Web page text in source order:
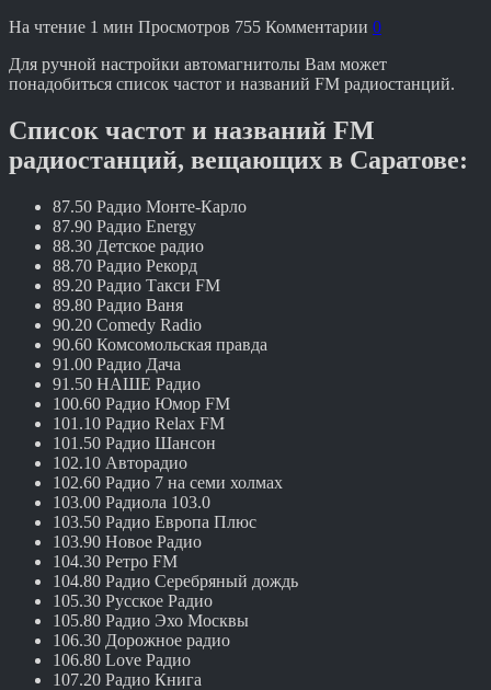
На чтение 1 мин Просмотров 755 Комментарии 0
Для ручной настройки автомагнитолы Вам может
понадобиться список частот и названий FM радиостанций.
Список частот и названий FM
радиостанций, вещающих в Саратове:
87.50 Радио Монте-Карло
87.90 Радио Energy
88.30 Детское радио
88.70 Радио Рекорд
89.20 Радио Такси FM
89.80 Радио Ваня
90.20 Comedy Radio
90.60 Комсомольская правда
91.00 Радио Дача
91.50 НАШЕ Радио
100.60 Радио Юмор FM
101.10 Радио Relax FM
101.50 Радио Шансон
102.10 Авторадио
102.60 Радио 7 на семи холмах
103.00 Радиола 103.0
103.50 Радио Европа Плюс
103.90 Новое Радио
104.30 Ретро FM
104.80 Радио Серебряный дождь
105.30 Русское Радио
105.80 Радио Эхо Москвы
106.30 Дорожное радио
106.80 Love Радио
107.20 Радио Книга